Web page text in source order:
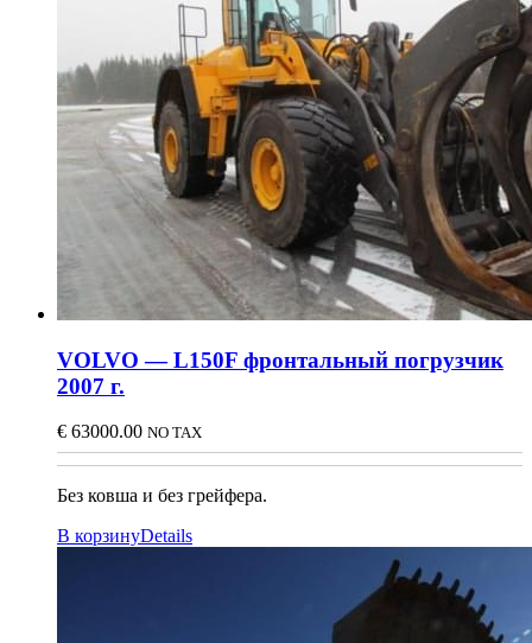
VOLVO — L150F фронтальный погрузчик
2007 г.
€ 63000.00 NO TAX
Без ковша и без грейфера.
В корзинуDetails